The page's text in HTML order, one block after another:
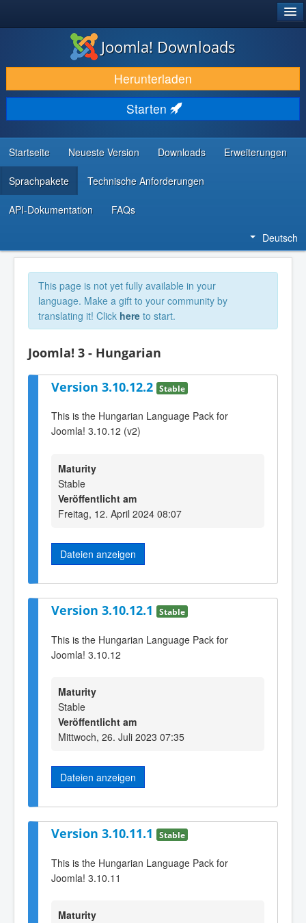
DOWNLOAD & ERWEITERN
ENTDECKEN & LERNEN
COMMUNITY & SUPPORT
RESSOURCEN FÜR ENTWICKLER
Joomla! Downloads
Herunterladen
Starten
Startseite Neueste Version Downloads Erweiterungen
Sprachpakete Technische Anforderungen
API-Dokumentation FAQs
Deutsch
This page is not yet fully available in your
language. Make a gift to your community by
translating it! Click here to start.
Joomla! 3 - Hungarian
Version 3.10.12.2 Stable
This is the Hungarian Language Pack for
Joomla! 3.10.12 (v2)
Maturity
Stable
Veröffentlicht am
Freitag, 12. April 2024 08:07
Dateien anzeigen
Version 3.10.12.1 Stable
This is the Hungarian Language Pack for
Joomla! 3.10.12
Maturity
Stable
Veröffentlicht am
Mittwoch, 26. Juli 2023 07:35
Dateien anzeigen
Version 3.10.11.1 Stable
This is the Hungarian Language Pack for
Joomla! 3.10.11
Maturity